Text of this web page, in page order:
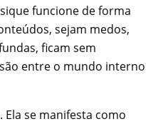
funcione de forma
sejam medos,
ficam sem
entre o mundo interno
Ela se manifesta como